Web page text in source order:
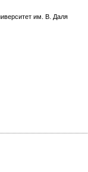
им. В. Даля